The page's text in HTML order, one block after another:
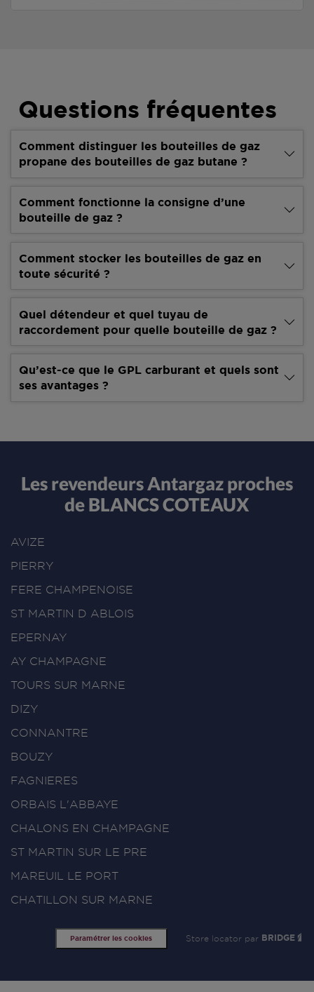
Questions fréquentes
Comment distinguer les bouteilles de gaz
propane des bouteilles de gaz butane ?
Comment fonctionne la consigne d’une
bouteille de gaz ?
Comment stocker les bouteilles de gaz en
toute sécurité ?
Quel détendeur et quel tuyau de
raccordement pour quelle bouteille de gaz ?
Qu’est-ce que le GPL carburant et quels sont
ses avantages ?
Les revendeurs Antargaz proches
de BLANCS COTEAUX
AVIZE
PIERRY
FERE CHAMPENOISE
ST MARTIN D ABLOIS
EPERNAY
AY CHAMPAGNE
TOURS SUR MARNE
DIZY
CONNANTRE
BOUZY
FAGNIERES
ORBAIS L'ABBAYE
CHALONS EN CHAMPAGNE
ST MARTIN SUR LE PRE
MAREUIL LE PORT
CHATILLON SUR MARNE
Paramétrer les cookies Store locator par BRIDGE